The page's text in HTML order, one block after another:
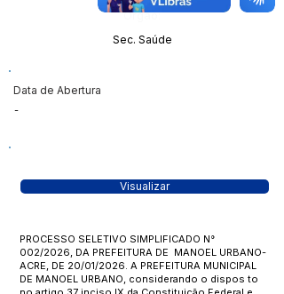
Órgão:
Sec. Saúde
Data de Abertura
-
Visualizar
PROCESSO SELETIVO SIMPLIFICADO N°
002/2026, DA PREFEITURA DE MANOEL URBANO-
ACRE, DE 20/01/2026. A PREFEITURA MUNICIPAL
DE MANOEL URBANO, considerando o dispos to